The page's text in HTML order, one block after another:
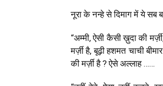
नूरा के नन्हे से दिमाग में ये सब
“अम्मी,ऐसी कैसी ख़ुदा की मर्ज़ी
मर्ज़ी है, बूढ़ी हशमत चाची
की मर्ज़ी है?ऐसे अल्लाह ……